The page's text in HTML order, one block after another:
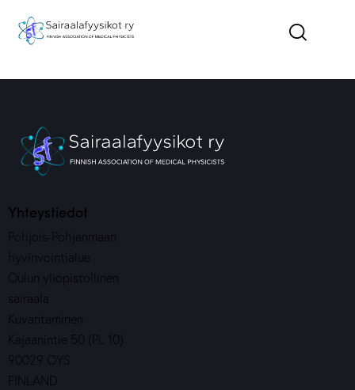
Yhteystiedot
Pohjois-Pohjanmaan
hyvinvointialue
Oulun yliopistollinen
sairaala
Kuvantaminen
Kajaanintie 50 (PL 10)
90029 OYS
FINLAND